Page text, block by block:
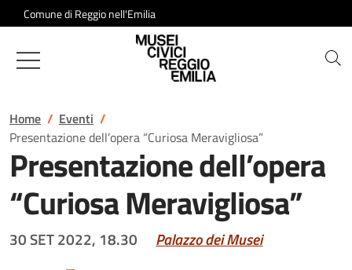
Salta al contenuto
Comune di Reggio nell'Emilia
Musei Civici di Reggio Emilia
Home
Eventi
Presentazione dell’opera “Curiosa Meravigliosa”
Presentazione dell’opera
“Curiosa Meravigliosa”
30 SET 2022, 18.30 Palazzo dei Musei